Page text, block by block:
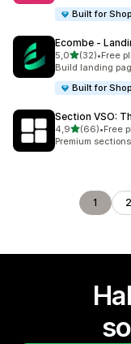
Built for
Ecombe ‑
5,0/ 5 tähteä
(32)
32 arvostelua
•Free
Build landing
Built for
Section VSO:
4,9/ 5 tähteä
(66)
66 arvostelua
•Free
Premium
1 2